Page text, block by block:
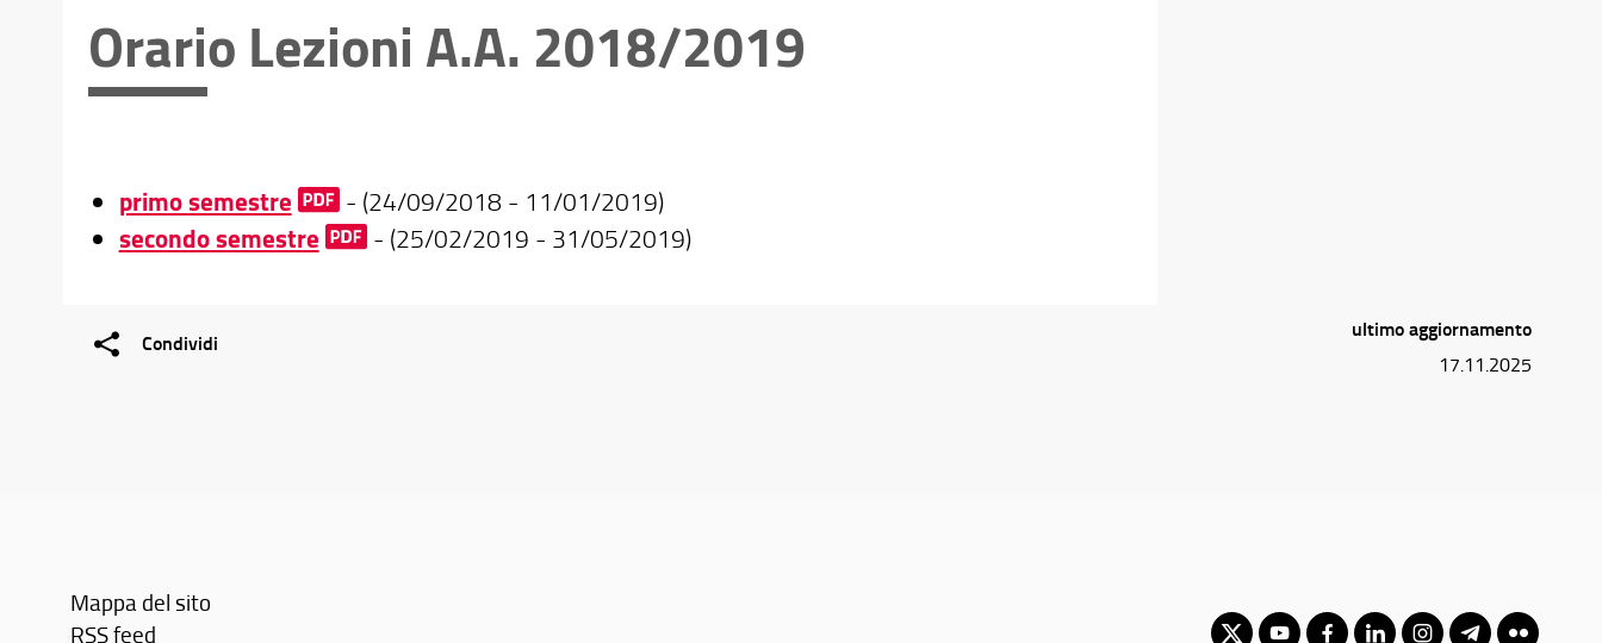
Orario Lezioni A.A. 2018/2019
primo semestre - (24/09/2018 - 11/01/2019)
secondo semestre - (25/02/2019 - 31/05/2019)
Condividi
ultimo aggiornamento
17.11.2025
Mappa del sito
RSS feed